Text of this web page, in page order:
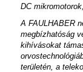
DC
A FAULHABER
megbízhatóság
kihívásokat
területén, a